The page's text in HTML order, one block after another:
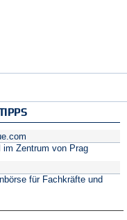
im Zentrum von Prag
für Fachkräfte und